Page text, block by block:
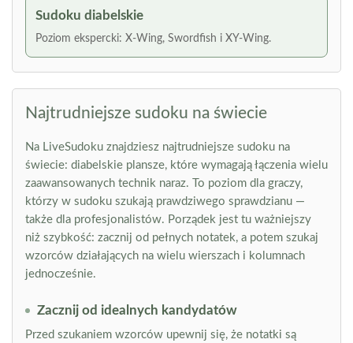
Sudoku diabelskie
Poziom ekspercki: X-Wing, Swordfish i XY-Wing.
Najtrudniejsze sudoku na świecie
Na LiveSudoku znajdziesz najtrudniejsze sudoku na
świecie: diabelskie plansze, które wymagają łączenia wielu
zaawansowanych technik naraz. To poziom dla graczy,
którzy w sudoku szukają prawdziwego sprawdzianu —
także dla profesjonalistów. Porządek jest tu ważniejszy
niż szybkość: zacznij od pełnych notatek, a potem szukaj
wzorców działających na wielu wierszach i kolumnach
jednocześnie.
Zacznij od idealnych kandydatów
Przed szukaniem wzorców upewnij się, że notatki są